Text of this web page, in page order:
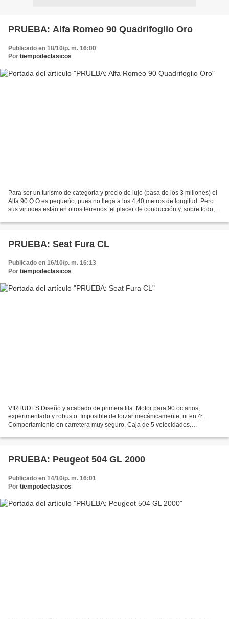
PRUEBA: Alfa Romeo 90 Quadrifoglio Oro
Publicado en 18/10/p. m. 16:00
Por tiempodeclasicos
Para ser un turismo de categoría y precio de lujo (pasa de los 3 millones) el
Alfa 90 Q.O es pequeño, pues no llega a los 4,40 metros de longitud. Pero
sus virtudes están en otros terrenos: el placer de conducción y, sobre todo,
PRUEBA: Seat Fura CL
Publicado en 16/10/p. m. 16:13
Por tiempodeclasicos
VIRTUDES Diseño y acabado de primera fila. Motor para 90 octanos,
experimentado y robusto. Imposible de forzar mecánicamente, ni en 4ª.
Comportamiento en carretera muy seguro. Caja de 5 velocidades.
PRUEBA: Peugeot 504 GL 2000
Publicado en 14/10/p. m. 16:01
Por tiempodeclasicos